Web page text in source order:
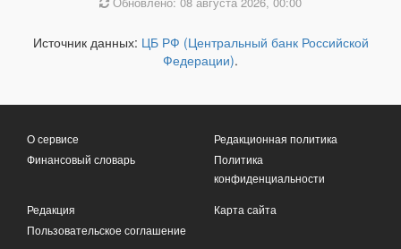
Источник данных: ЦБ РФ (Центральный банк Российской
Федерации).
О сервисе
Финансовый словарь
Редакционная политика
Политика
конфиденциальности
Редакция
Пользовательское соглашение
Карта сайта